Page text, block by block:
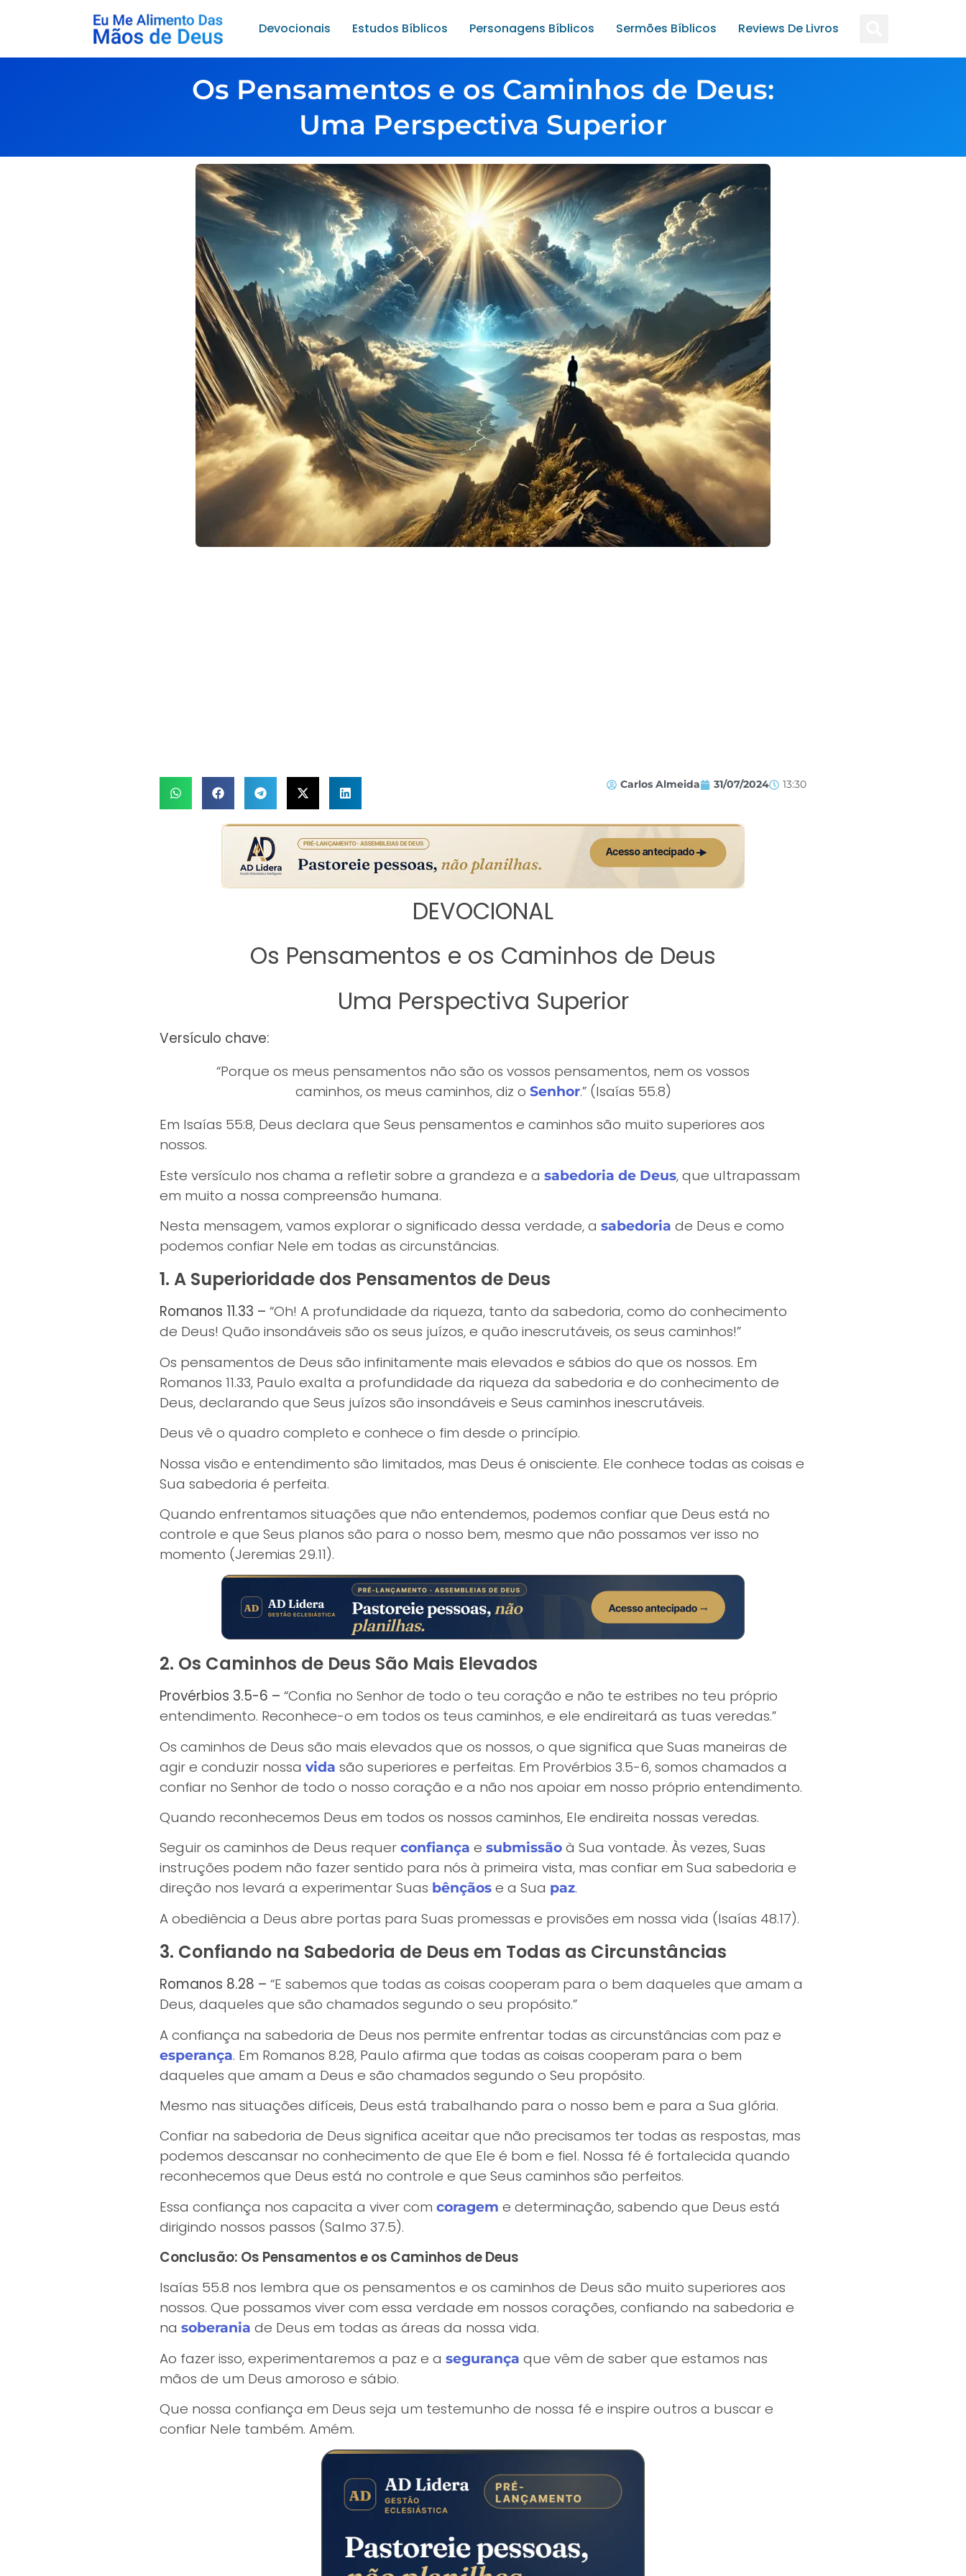
Devocionais Estudos Bíblicos Personagens Bíblicos Sermões Bíblicos Reviews De Livros
Os Pensamentos e os Caminhos de Deus:
Uma Perspectiva Superior
Carlos Almeida 31/07/2024 13:30
DEVOCIONAL
Os Pensamentos e os Caminhos de Deus
Uma Perspectiva Superior
Versículo chave:
“Porque os meus pensamentos não são os vossos pensamentos, nem os vossos
caminhos, os meus caminhos, diz o Senhor.” (Isaías 55.8)
Em Isaías 55:8, Deus declara que Seus pensamentos e caminhos são muito superiores aos
nossos.
Este versículo nos chama a refletir sobre a grandeza e a sabedoria de Deus, que ultrapassam
em muito a nossa compreensão humana.
Nesta mensagem, vamos explorar o significado dessa verdade, a sabedoria de Deus e como
podemos confiar Nele em todas as circunstâncias.
1. A Superioridade dos Pensamentos de Deus
Romanos 11.33 – “Oh! A profundidade da riqueza, tanto da sabedoria, como do conhecimento
de Deus! Quão insondáveis são os seus juízos, e quão inescrutáveis, os seus caminhos!”
Os pensamentos de Deus são infinitamente mais elevados e sábios do que os nossos. Em
Romanos 11.33, Paulo exalta a profundidade da riqueza da sabedoria e do conhecimento de
Deus, declarando que Seus juízos são insondáveis e Seus caminhos inescrutáveis.
Deus vê o quadro completo e conhece o fim desde o princípio.
Nossa visão e entendimento são limitados, mas Deus é onisciente. Ele conhece todas as coisas e
Sua sabedoria é perfeita.
Quando enfrentamos situações que não entendemos, podemos confiar que Deus está no
controle e que Seus planos são para o nosso bem, mesmo que não possamos ver isso no
momento (Jeremias 29.11).
2. Os Caminhos de Deus São Mais Elevados
Provérbios 3.5-6 – “Confia no Senhor de todo o teu coração e não te estribes no teu próprio
entendimento. Reconhece-o em todos os teus caminhos, e ele endireitará as tuas veredas.”
Os caminhos de Deus são mais elevados que os nossos, o que significa que Suas maneiras de
agir e conduzir nossa vida são superiores e perfeitas. Em Provérbios 3.5-6, somos chamados a
confiar no Senhor de todo o nosso coração e a não nos apoiar em nosso próprio entendimento.
Quando reconhecemos Deus em todos os nossos caminhos, Ele endireita nossas veredas.
Seguir os caminhos de Deus requer confiança e submissão à Sua vontade. Às vezes, Suas
instruções podem não fazer sentido para nós à primeira vista, mas confiar em Sua sabedoria e
direção nos levará a experimentar Suas bênçãos e a Sua paz.
A obediência a Deus abre portas para Suas promessas e provisões em nossa vida (Isaías 48.17).
3. Confiando na Sabedoria de Deus em Todas as Circunstâncias
Romanos 8.28 – “E sabemos que todas as coisas cooperam para o bem daqueles que amam a
Deus, daqueles que são chamados segundo o seu propósito.”
A confiança na sabedoria de Deus nos permite enfrentar todas as circunstâncias com paz e
esperança. Em Romanos 8.28, Paulo afirma que todas as coisas cooperam para o bem
daqueles que amam a Deus e são chamados segundo o Seu propósito.
Mesmo nas situações difíceis, Deus está trabalhando para o nosso bem e para a Sua glória.
Confiar na sabedoria de Deus significa aceitar que não precisamos ter todas as respostas, mas
podemos descansar no conhecimento de que Ele é bom e fiel. Nossa fé é fortalecida quando
reconhecemos que Deus está no controle e que Seus caminhos são perfeitos.
Essa confiança nos capacita a viver com coragem e determinação, sabendo que Deus está
dirigindo nossos passos (Salmo 37.5).
Conclusão: Os Pensamentos e os Caminhos de Deus
Isaías 55.8 nos lembra que os pensamentos e os caminhos de Deus são muito superiores aos
nossos. Que possamos viver com essa verdade em nossos corações, confiando na sabedoria e
na soberania de Deus em todas as áreas da nossa vida.
Ao fazer isso, experimentaremos a paz e a segurança que vêm de saber que estamos nas
mãos de um Deus amoroso e sábio.
Que nossa confiança em Deus seja um testemunho de nossa fé e inspire outros a buscar e
confiar Nele também. Amém.